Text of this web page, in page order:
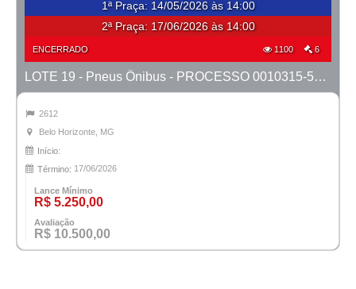
1ª Praça: 14/05/2026 às 14:00
2ª Praça: 17/06/2026 às 14:00
ENCERRADO 1100 6
LOTE 19 - Pneus Ônibus - PROCESSO 0010315-53.2025-18ª BH
2612
Belo Horizonte, MG
Início:
Término: 17/06/2026
Lance Mínimo
R$ 5.250,00
Avaliação
R$ 10.500,00